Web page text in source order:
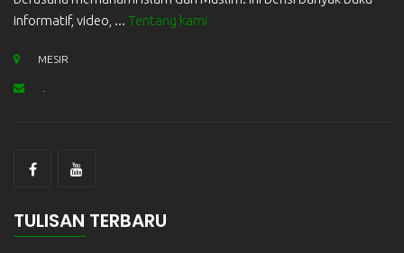
informatif, video, ... Tentang kami
MESIR
TULISAN TERBARU